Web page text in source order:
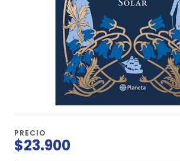
PRECIO
$23.900